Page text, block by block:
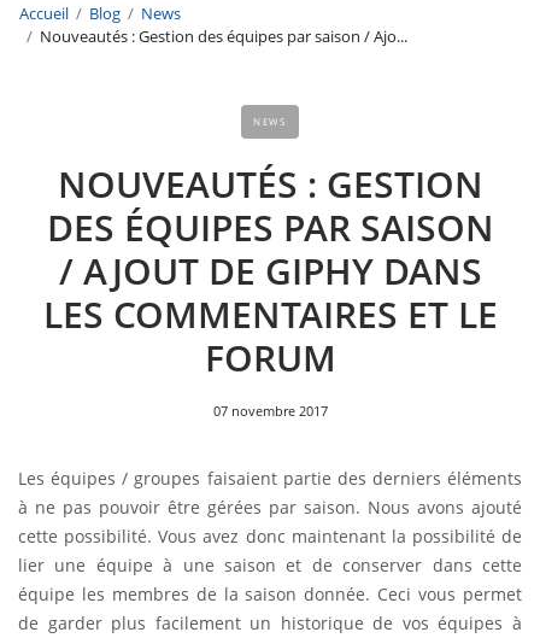
Accueil Blog
News
Nouveautés : Gestion des équipes par saison / Ajo...
NEWS
NOUVEAUTÉS : GESTION
DES ÉQUIPES PAR SAISON
/ AJOUT DE GIPHY DANS
LES COMMENTAIRES ET LE
FORUM
07 novembre 2017
Les équipes / groupes faisaient partie des derniers éléments
à ne pas pouvoir être gérées par saison. Nous avons ajouté
cette possibilité. Vous avez donc maintenant la possibilité de
lier une équipe à une saison et de conserver dans cette
équipe les membres de la saison donnée. Ceci vous permet
de garder plus facilement un historique de vos équipes à